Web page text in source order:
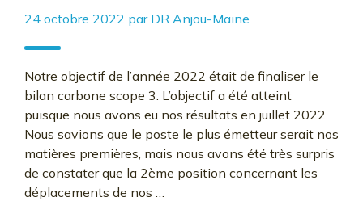
24 octobre 2022 par DR Anjou-Maine
Notre objectif de l’année 2022 était de finaliser le
bilan carbone scope 3. L’objectif a été atteint
puisque nous avons eu nos résultats en juillet 2022.
Nous savions que le poste le plus émetteur serait nos
matières premières, mais nous avons été très surpris
de constater que la 2ème position concernant les
déplacements de nos …